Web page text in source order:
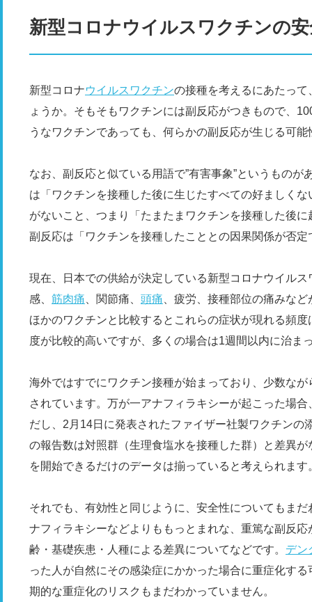
新型コロナウイルスワクチンの
新型コロナウイルス ワクチンの接種を考えるにあたっ
ょうか。そもそもワクチンには副反応がつきもので、
うなワクチンであっても、何らかの副反応が生じる可能
なお、副反応と似ている用語で”有害事象”というもの
は「ワクチンを接種した後に生じたすべての好ましく
がないこと、つまり「たまたまワクチンを接種した後
副反応は「ワクチンを接種したこととの因果関係が否
現在、日本での供給が決定している新型コロナウイル
感、 筋肉痛 、関節痛、 頭痛 、疲労、接種部位の痛みな
ほかのワクチンと比較するとこれらの症状が現れる頻
度が比較的高いですが、多くの場合は1週間以内に治ま
海外ではすでにワクチン接種が始まっており、少数なが
されています。万が一アナフィラキシーが起こった場
だし、2月14日に発表されたファイザー社製ワクチンの
の報告数は対照群（生理食塩水を接種した群）と差異
を開始できるだけのデータは揃っていると考えられます
それでも、有効性と同じように、安全性についてもま
ナフィラキシーなどよりももっとまれな、重篤な副反
齢・基礎疾患・人種による差異についてなどです。 デン
った人が自然にその感染症にかかった場合に重症化す
期的な重症化のリスクもまだわかっていません。